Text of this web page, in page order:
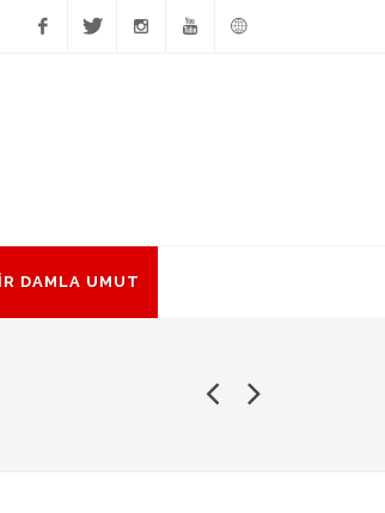
DAMLA UMUT